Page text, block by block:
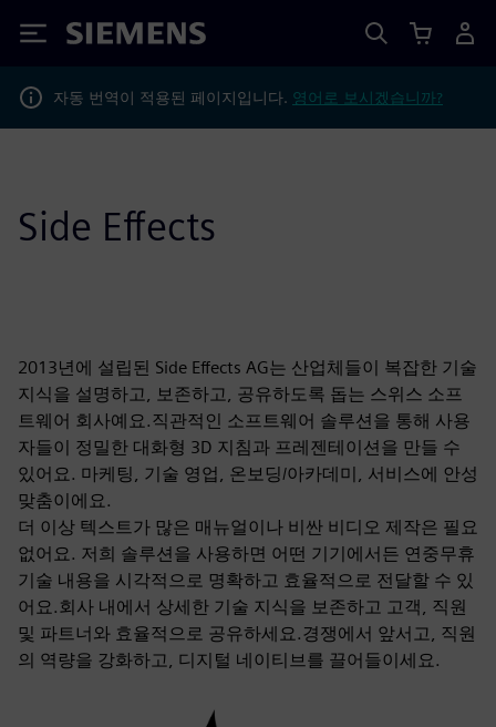
Siemens
자동 번역이 적용된 페이지입니다. 영어로 보시겠습니까?
Side Effects
2013년에 설립된 Side Effects AG는 산업체들이 복잡한 기술
지식을 설명하고, 보존하고, 공유하도록 돕는 스위스 소프
트웨어 회사예요.직관적인 소프트웨어 솔루션을 통해 사용
자들이 정밀한 대화형 3D 지침과 프레젠테이션을 만들 수
있어요. 마케팅, 기술 영업, 온보딩/아카데미, 서비스에 안성
맞춤이에요.
더 이상 텍스트가 많은 매뉴얼이나 비싼 비디오 제작은 필요
없어요. 저희 솔루션을 사용하면 어떤 기기에서든 연중무휴
기술 내용을 시각적으로 명확하고 효율적으로 전달할 수 있
어요.회사 내에서 상세한 기술 지식을 보존하고 고객, 직원
및 파트너와 효율적으로 공유하세요.경쟁에서 앞서고, 직원
의 역량을 강화하고, 디지털 네이티브를 끌어들이세요.